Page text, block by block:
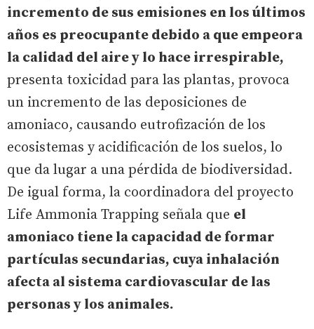
incremento de sus emisiones en los últimos
años es preocupante debido a que empeora
la calidad del aire y lo hace irrespirable,
presenta toxicidad para las plantas, provoca
un incremento de las deposiciones de
amoniaco, causando eutrofización de los
ecosistemas y acidificación de los suelos, lo
que da lugar a una pérdida de biodiversidad.
De igual forma, la coordinadora del proyecto
Life Ammonia Trapping señala que el
amoniaco tiene la capacidad de formar
partículas secundarias, cuya inhalación
afecta al sistema cardiovascular de las
personas y los animales.